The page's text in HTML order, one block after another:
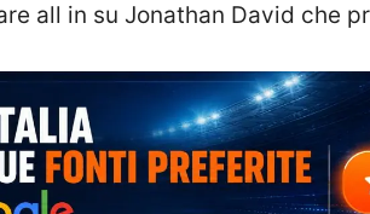
all in su Jonathan David che